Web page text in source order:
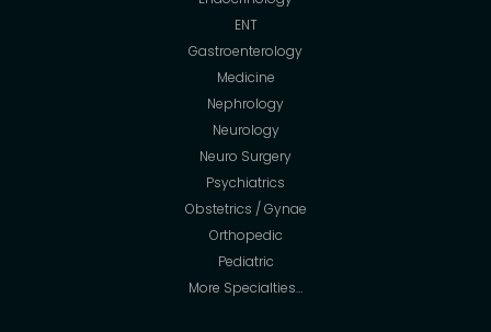
ENT
Gastroenterology
Medicine
Nephrology
Neurology
Neuro Surgery
Psychiatrics
Obstetrics / Gynae
Orthopedic
Pediatric
More Specialties…